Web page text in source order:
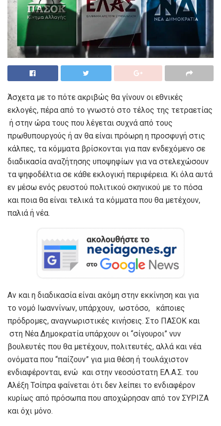
Άσχετα με το πότε ακριβώς θα γίνουν οι εθνικές
εκλογές, πέρα από το γνωστό στο τέλος της τετραετίας
ή στην ώρα τους που λέγεται συχνά από τους
πρωθυπουργούς ή αν θα είναι πρόωρη η προσφυγή στις
κάλπες, τα κόμματα βρίσκονται για παν ενδεχόμενο σε
διαδικασία αναζήτησης υποψηφίων για να στελεχώσουν
τα ψηφοδέλτια σε κάθε εκλογική περιφέρεια. Κι όλα αυτά
εν μέσω ενός ρευστού πολιτικού σκηνικού με το πόσα
και ποια θα είναι τελικά τα κόμματα που θα μετέχουν,
παλιά ή νέα.
Αν και η διαδικασία είναι ακόμη στην εκκίνηση και για
το νομό Ιωαννίνων, υπάρχουν, ωστόσο, κάποιες
πρόδρομες, αναγνωριστικές κινήσεις. Στο ΠΑΣΟΚ και
στη Νέα Δημοκρατία υπάρχουν οι “σίγουροι” νυν
βουλευτές που θα μετέχουν, πολιτευτές, αλλά και νέα
ονόματα που “παίζουν” για μια θέση ή τουλάχιστον
ενδιαφέρονται, ενώ και στην νεοσύστατη ΕΛ.Α.Σ. του
Αλέξη Τσίπρα φαίνεται ότι δεν λείπει το ενδιαφέρον
κυρίως από πρόσωπα που αποχώρησαν από τον ΣΥΡΙΖΑ
και όχι μόνο.